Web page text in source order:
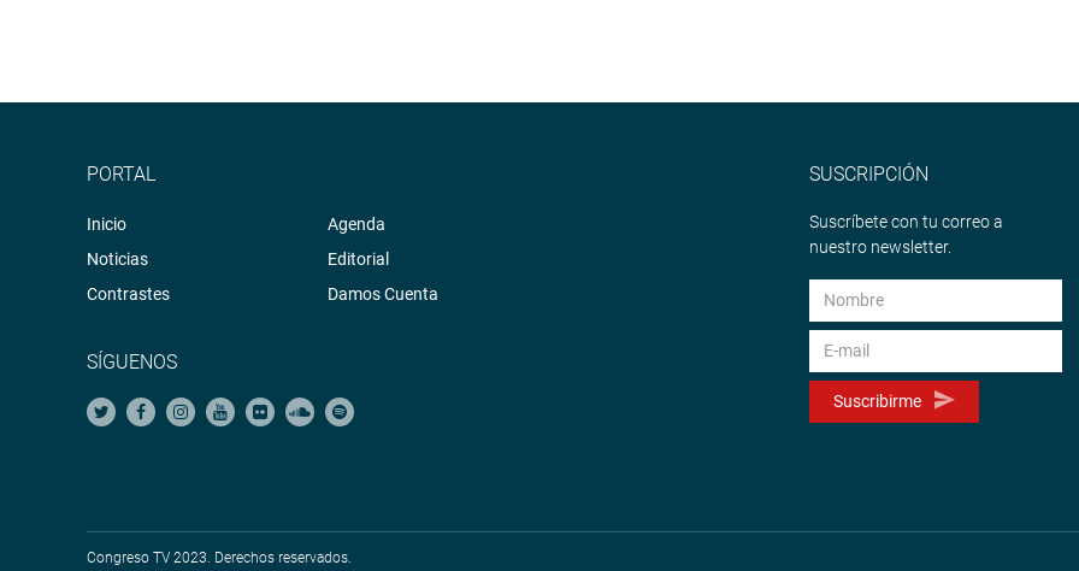
PORTAL
Inicio
Noticias
Contrastes
Agenda
Editorial
Damos Cuenta
SÍGUENOS
SUSCRIPCIÓN
Suscríbete con tu correo a
nuestro newsletter.
Suscribirme
Congreso TV 2023. Derechos reservados.